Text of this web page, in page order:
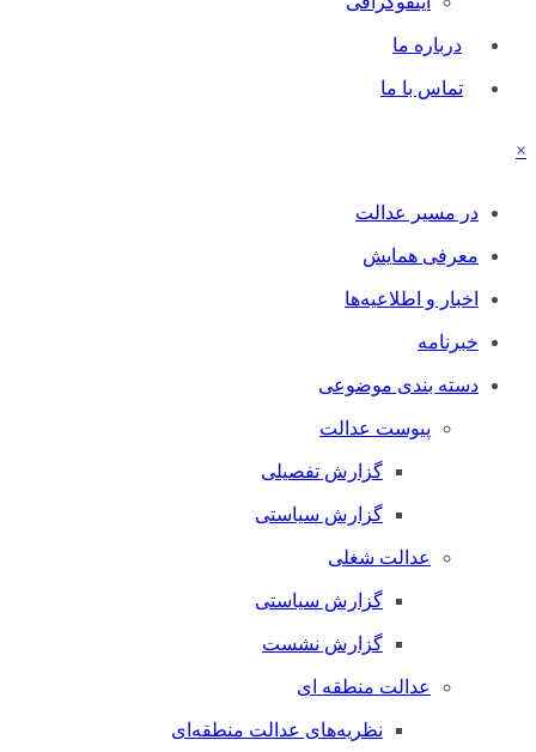
درباره ما
تماس با ما
×
در مسیر عدالت
معرفی همایش
اخبار و اطلاعیه‌ها
خبرنامه
دسته بندی موضوعی
پیوست عدالت
گزارش تفصیلی
گزارش سیاستی
عدالت شغلی
گزارش سیاستی
گزارش نشست
عدالت منطقه ای
نظریه‌های عدالت منطقه‌ای